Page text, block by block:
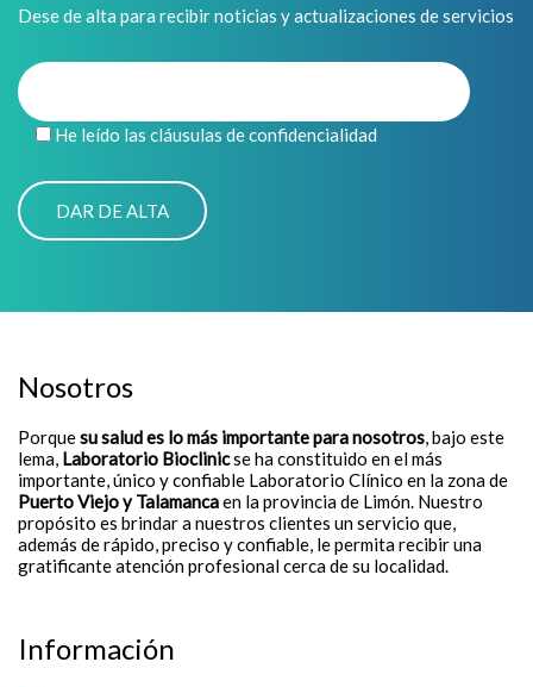
Dese de alta para recibir noticias y actualizaciones de servicios
He leído las cláusulas de confidencialidad
Nosotros
Porquesu salud es lo más importante para nosotros, bajo este
lema, Laboratorio Bioclinicse ha constituido en el más
importante, único y confiable Laboratorio Clínico en la zona de
Puerto Viejo y Talamancaen la provincia de Limón. Nuestro
propósito es brindar a nuestros clientes un servicio que,
además de rápido, preciso y confiable, le permita recibir una
gratificante atención profesional cerca de su localidad.
Información